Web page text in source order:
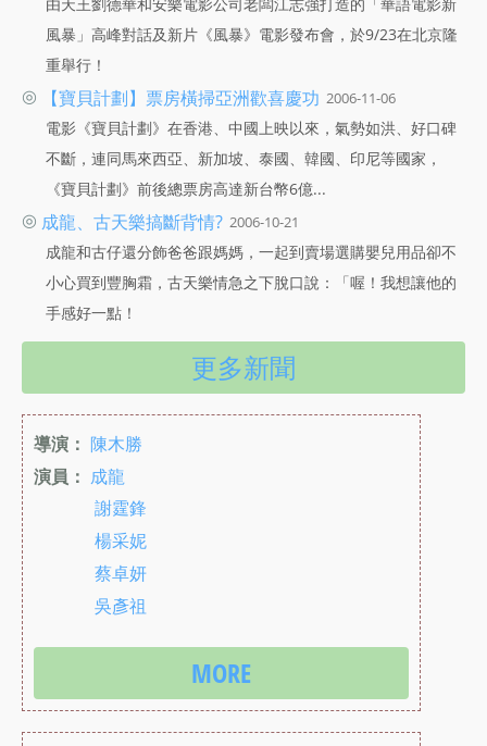
由天王劉德華和安樂電影公司老闆江志強打造的「華語電影新
風暴」高峰對話及新片《風暴》電影發布會，於9/23在北京隆
重舉行！
◎ 【寶貝計劃】票房橫掃亞洲歡喜慶功 2006-11-06
電影《寶貝計劃》在香港、中國上映以來，氣勢如洪、好口碑
不斷，連同馬來西亞、新加坡、泰國、韓國、印尼等國家，
《寶貝計劃》前後總票房高達新台幣6億...
◎ 成龍、古天樂搞斷背情? 2006-10-21
成龍和古仔還分飾爸爸跟媽媽，一起到賣場選購嬰兒用品卻不
小心買到豐胸霜，古天樂情急之下脫口說：「喔！我想讓他的
手感好一點！
更多新聞
導演： 陳木勝
演員： 成龍
謝霆鋒
楊采妮
蔡卓妍
吳彥祖
MORE